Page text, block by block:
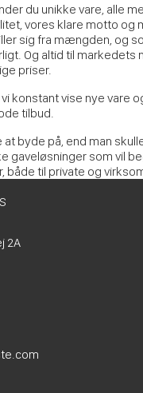
du unikke vare, alle
vores klare motto og
sig fra mængden, og
Og altid til markedets
priser.
konstant vise nye vare
tilbud.
byde på, end man
gaveløsninger som vil
både til private og
2A